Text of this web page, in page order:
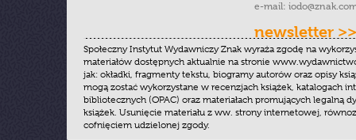
e-mail:
newsletter >>
Społeczny Instytut Wydawniczy Znak wyraża zgodę na
materiałów dostępnych aktualnie na stronie
jak: okładki, fragmenty tekstu, biogramy autorów oraz opisy
mogą zostać wykorzystane w recenzjach książek, katalogach
bibliotecznych (OPAC) oraz materiałach promujących legalną
książek. Usunięcie materiału z ww. strony internetowej,
cofnięciem udzielonej zgody.